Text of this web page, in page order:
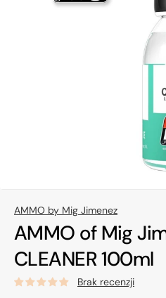
AMMO by Mig Jimenez
AMMO of Mig
CLEANER 100ml
Brak recenzji